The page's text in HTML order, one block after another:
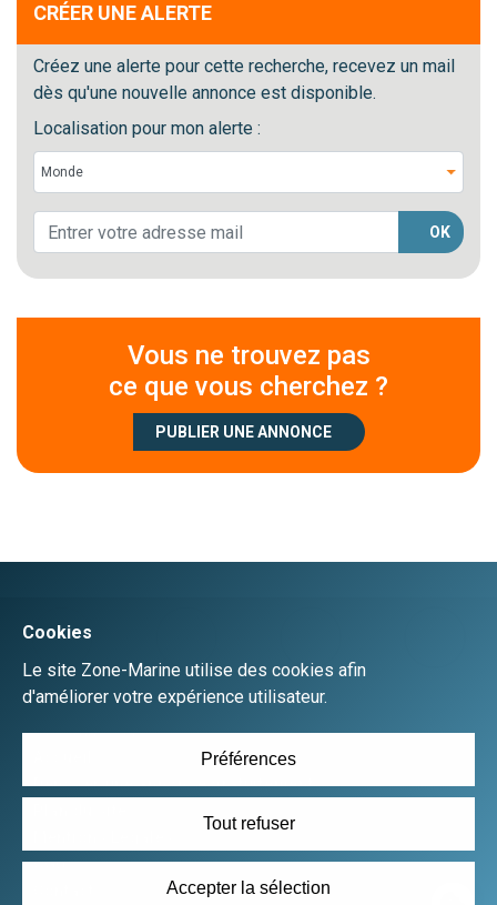
CRÉER UNE ALERTE
Créez une alerte pour cette recherche, recevez un mail
dès qu'une nouvelle annonce est disponible.
Localisation pour mon alerte :
OK
Vous ne trouvez pas
ce que vous cherchez ?
PUBLIER UNE ANNONCE
Créer un compte
Se connecter
Déposer une annonce gratuitement
CGU